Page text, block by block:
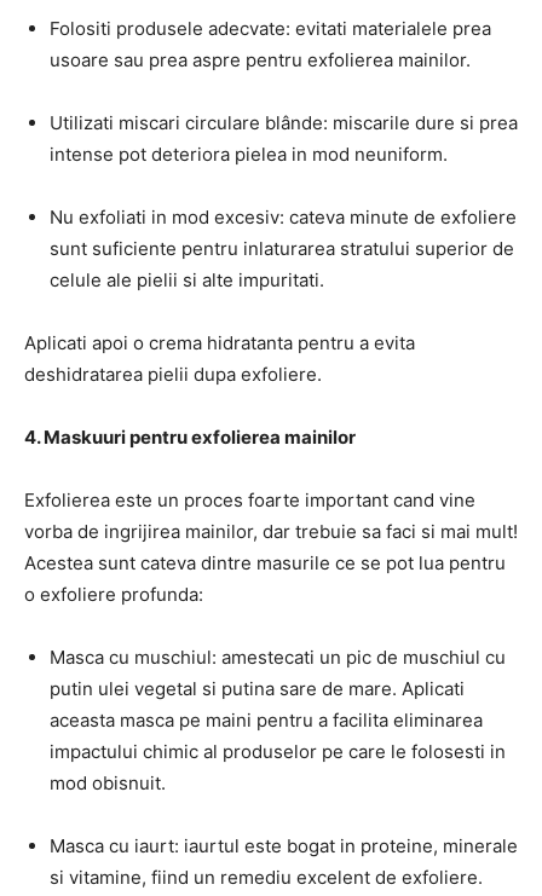
Folositi produsele adecvate: evitati materialele prea
usoare sau prea aspre pentru exfolierea mainilor.
Utilizati miscari circulare blânde: miscarile dure si prea
intense pot deteriora pielea in mod neuniform.
Nu exfoliati in mod excesiv: cateva minute de exfoliere
sunt suficiente pentru inlaturarea stratului superior de
celule ale pielii si alte impuritati.
Aplicati apoi o crema hidratanta pentru a evita
deshidratarea pielii dupa exfoliere.
4. Maskuuri pentru exfolierea mainilor
Exfolierea este un proces foarte important cand vine
vorba de ingrijirea mainilor, dar trebuie sa faci si mai mult!
Acestea sunt cateva dintre masurile ce se pot lua pentru
o exfoliere profunda:
Masca cu muschiul: amestecati un pic de muschiul cu
putin ulei vegetal si putina sare de mare. Aplicati
aceasta masca pe maini pentru a facilita eliminarea
impactului chimic al produselor pe care le folosesti in
mod obisnuit.
Masca cu iaurt: iaurtul este bogat in proteine, minerale
si vitamine, fiind un remediu excelent de exfoliere.